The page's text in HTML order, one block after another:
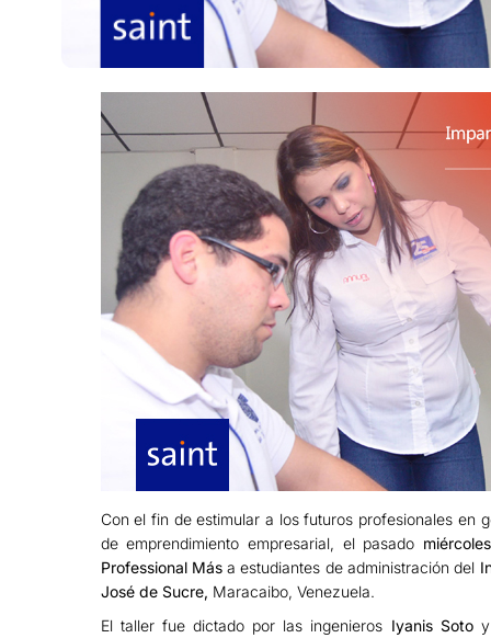
Con el fin de estimular a los futuros profesionales en
de emprendimiento empresarial, el pasado
Professional Mása estudiantes de administración del
José de Sucre, Maracaibo, Venezuela.
El taller fue dictado por las ingenieros Iyanis Soto